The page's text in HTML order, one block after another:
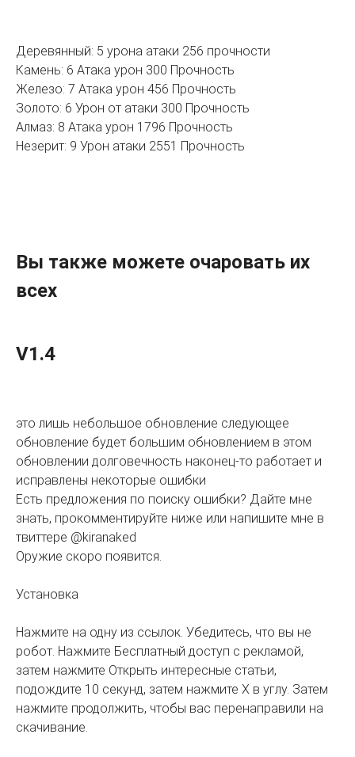
Деревянный: 5 урона атаки 256 прочности
Камень: 6 Атака урон 300 Прочность
Железо: 7 Атака урон 456 Прочность
Золото: 6 Урон от атаки 300 Прочность
Алмаз: 8 Атака урон 1796 Прочность
Незерит: 9 Урон атаки 2551 Прочность
Вы также можете очаровать их
всех
V1.4
это лишь небольшое обновление следующее
обновление будет большим обновлением в этом
обновлении долговечность наконец-то работает и
исправлены некоторые ошибки
Есть предложения по поиску ошибки? Дайте мне
знать, прокомментируйте ниже или напишите мне в
твиттере @kiranaked
Оружие скоро появится.
Установка
Нажмите на одну из ссылок. Убедитесь, что вы не
робот. Нажмите Бесплатный доступ с рекламой,
затем нажмите Открыть интересные статьи,
подождите 10 секунд, затем нажмите X в углу. Затем
нажмите продолжить, чтобы вас перенаправили на
скачивание.